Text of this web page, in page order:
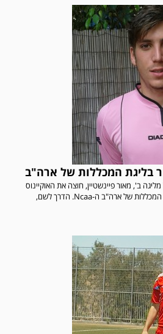
בליגת המכללות של ארה"ב
ב', מאור פיינשטיין, חוצה את האוקיינוס
ויתחיל את העונה הבאה בליגת המכללות של ארה"ב ה-Ncaa. הדרך לשם,